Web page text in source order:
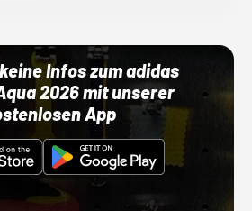
Infos zum adidas
2026 mit unserer
App